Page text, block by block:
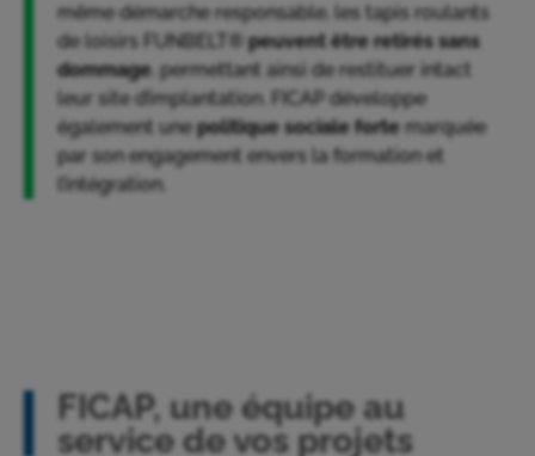
même démarche responsable, les tapis roulants
de loisirs FUNBELT®peuvent être retirés sans
dommage , permettant ainsi de restituer intact
leur site d’implantation. FICAP développe
également unepolitique sociale forte marquée
par son engagement envers la formation et
l’intégration.
FICAP, une équipe au
service de vos projets